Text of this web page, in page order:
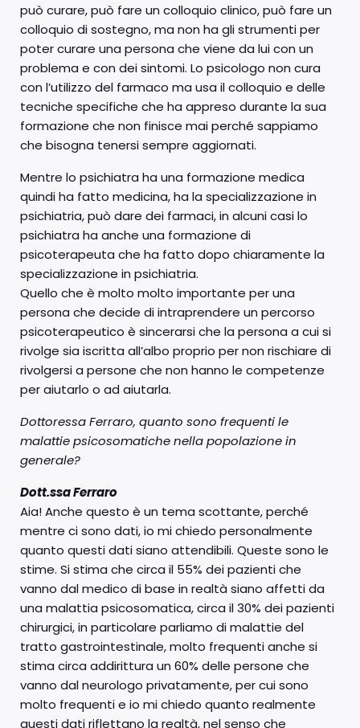
può curare, può fare un colloquio clinico, può fare un
colloquio di sostegno, ma non ha gli strumenti per
poter curare una persona che viene da lui con un
problema e con dei sintomi. Lo psicologo non cura
con l’utilizzo del farmaco ma usa il colloquio e delle
tecniche specifiche che ha appreso durante la sua
formazione che non finisce mai perché sappiamo
che bisogna tenersi sempre aggiornati.
Mentre lo psichiatra ha una formazione medica
quindi ha fatto medicina, ha la specializzazione in
psichiatria, può dare dei farmaci, in alcuni casi lo
psichiatra ha anche una formazione di
psicoterapeuta che ha fatto dopo chiaramente la
specializzazione in psichiatria.
Quello che è molto molto importante per una
persona che decide di intraprendere un percorso
psicoterapeutico è sincerarsi che la persona a cui si
rivolge sia iscritta all’albo proprio per non rischiare di
rivolgersi a persone che non hanno le competenze
per aiutarlo o ad aiutarla.
Dottoressa Ferraro, quanto sono frequenti le
malattie psicosomatiche nella popolazione in
generale?
Dott.ssa Ferraro
Aia! Anche questo è un tema scottante, perché
mentre ci sono dati, io mi chiedo personalmente
quanto questi dati siano attendibili. Queste sono le
stime. Si stima che circa il 55% dei pazienti che
vanno dal medico di base in realtà siano affetti da
una malattia psicosomatica, circa il 30% dei pazienti
chirurgici, in particolare parliamo di malattie del
tratto gastrointestinale, molto frequenti anche si
stima circa addirittura un 60% delle persone che
vanno dal neurologo privatamente, per cui sono
molto frequenti e io mi chiedo quanto realmente
questi dati riflettano la realtà, nel senso che